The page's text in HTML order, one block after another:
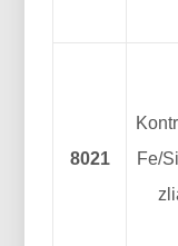
8021
Fe/